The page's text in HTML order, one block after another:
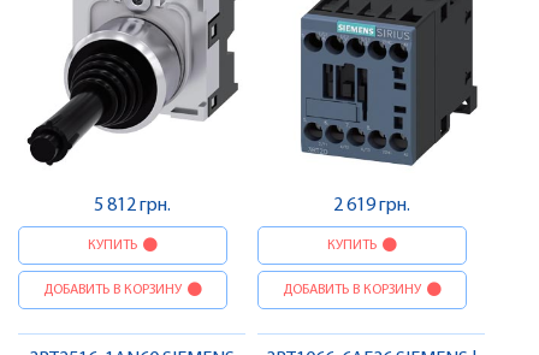
5 812 грн.
КУПИТЬ
ДОБАВИТЬ В КОРЗИНУ
2 619 грн.
КУПИТЬ
ДОБАВИТЬ В КОРЗИНУ